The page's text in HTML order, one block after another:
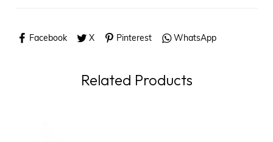
Facebook X Pinterest WhatsApp
Related Products